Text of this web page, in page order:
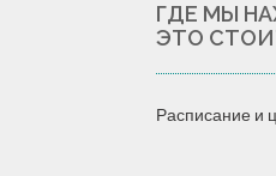
ГДЕ МЫ
ЭТО
Расписание и